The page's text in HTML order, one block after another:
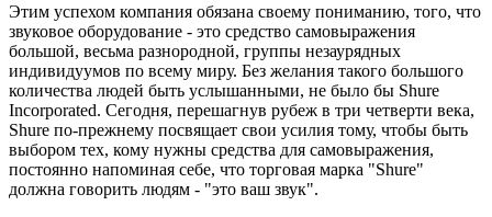
Этим успехом компания обязана своему пониманию, того, что
звуковое оборудование - это средство самовыражения
большой, весьма разнородной, группы незаурядных
индивидуумов по всему миру. Без желания такого большого
количества людей быть услышанными, не было бы Shure
Incorporated. Сегодня, перешагнув рубеж в три четверти века,
Shure по-прежнему посвящает свои усилия тому, чтобы быть
выбором тех, кому нужны средства для самовыражения,
постоянно напоминая себе, что торговая марка "Shure"
должна говорить людям - "это ваш звук".